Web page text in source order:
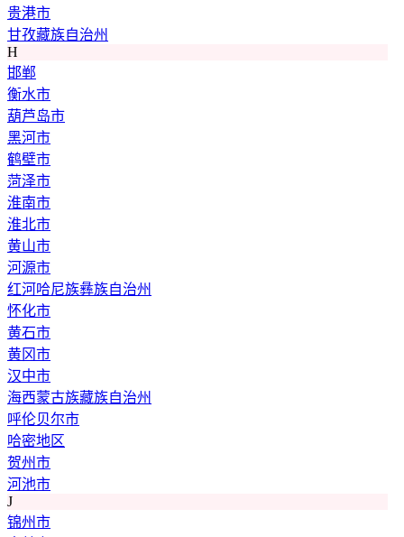
贵港市
甘孜藏族自治州
H
邯郸
衡水市
葫芦岛市
黑河市
鹤壁市
菏泽市
淮南市
淮北市
黄山市
河源市
红河哈尼族彝族自治州
怀化市
黄石市
黄冈市
汉中市
海西蒙古族藏族自治州
呼伦贝尔市
哈密地区
贺州市
河池市
J
锦州市